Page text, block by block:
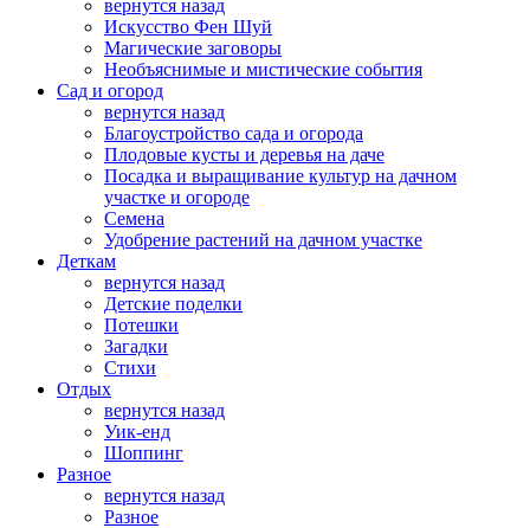
вернутся назад
Искусство Фен Шуй
Магические заговоры
Необъяснимые и мистические события
Сад и огород
вернутся назад
Благоустройство сада и огорода
Плодовые кусты и деревья на даче
Посадка и выращивание культур на дачном
участке и огороде
Семена
Удобрение растений на дачном участке
Деткам
вернутся назад
Детские поделки
Потешки
Загадки
Стихи
Отдых
вернутся назад
Уик-енд
Шоппинг
Разное
вернутся назад
Разное